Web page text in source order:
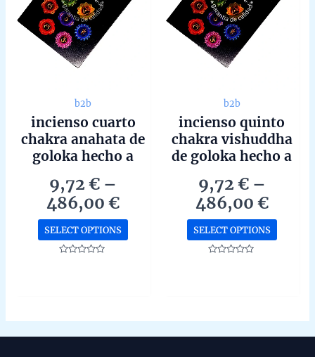
b2b
incienso cuarto
chakra anahata de
goloka hecho a
en caja de 12
unidades de 15g
b2b
9,72€ –
486,00€Price
range:
9,72 €
SELECT OPTIONS
product
options
may
b2b
incienso quinto
chakra vishuddha
de goloka hecho a
en caja de 12
unidades de 15g
b2b
9,72€ –
486,00 €Price
9,72
SELECT OPTIONS
product
options
may